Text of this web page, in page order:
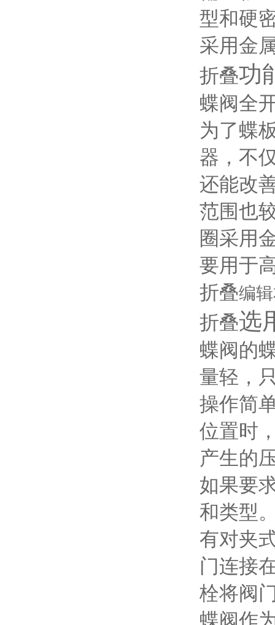
型和硬
采用金
折叠功
蝶阀全
为了蝶
器，不
还能改
范围也
圈采用
要用于
折叠编
折叠选
蝶阀的
量轻，
操作简
位置时
产生的
如果要
和类型
有对夹
门连接
栓将阀
蝶阀作